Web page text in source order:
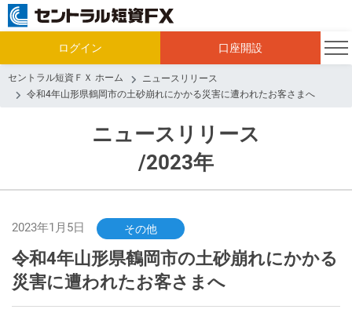
ログイン 口座開設
セントラル短資ＦＸ ホーム
ニュースリリース
令和4年山形県鶴岡市の土砂崩れにかかる災害に遭われたお客さまへ
ニュースリリース
/2023年
2023年1月5日 その他
令和4年山形県鶴岡市の土砂崩れにかかる
災害に遭われたお客さまへ